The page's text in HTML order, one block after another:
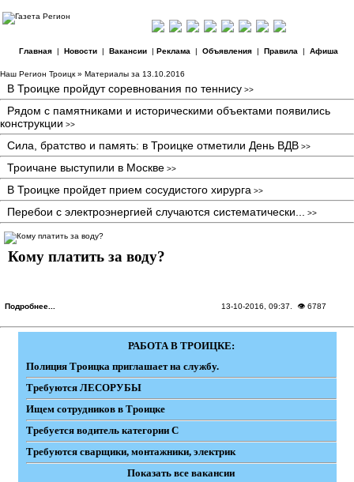
Главная| Новости| Вакансии| Реклама | Объявления| Правила | Афиша
Наш Регион Троицк » Материалы за 13.10.2016
В Троицке пройдут соревнования по теннису >>
Рядом с памятниками и историческими объектами появились
конструкции >>
Сила, братство и память: в Троицке отметили День ВДВ >>
Троичане выступили в Москве >>
В Троицке пройдет прием сосудистого хирурга >>
Перебои с электроэнергией случаются систематически... >>
Кому платить за воду?
Подробнее... 13-10-2016, 09:37 . 👁 6787
РАБОТА В ТРОИЦКЕ:
Полиция Троицка приглашает на службу.
Требуются ЛЕСОРУБЫ
Ищем сотрудников в Троицке
Требуется водитель категории С
Требуются сварщики, монтажники, электрик
Показать все вакансии